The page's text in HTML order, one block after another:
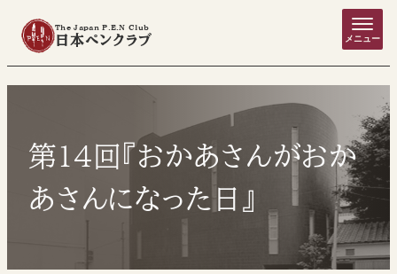
The Japan P.E.N Club
日本ペンクラブ メニュー
第14回『おかあさんがおか
あさんになった日』